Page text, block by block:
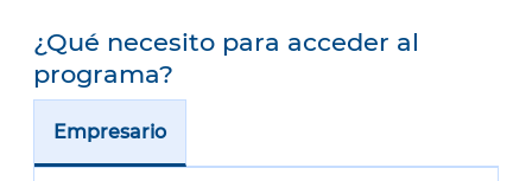
¿Qué necesito para acceder al
programa?
Empresario